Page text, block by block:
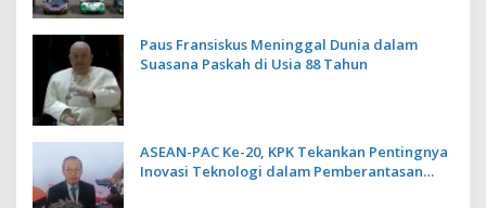
Paus Fransiskus Meninggal Dunia dalam
Suasana Paskah di Usia 88 Tahun
ASEAN-PAC Ke-20, KPK Tekankan Pentingnya
Inovasi Teknologi dalam Pemberantasan